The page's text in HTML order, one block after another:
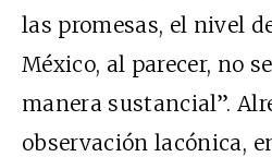
las promesas, el nivel
México, al parecer, no
manera sustancial”.
observación lacónica,